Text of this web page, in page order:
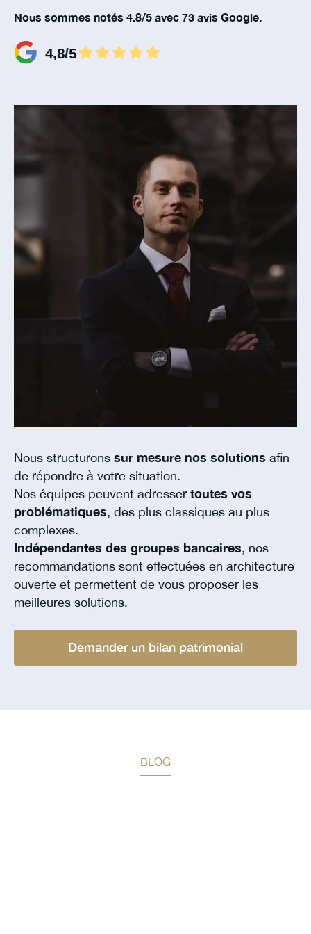
Nous sommes notés 4.8/5 avec 73 avis Google.
Nous structurons sur mesure nos solutions afin
de répondre à votre situation.
Nos équipes peuvent adresser toutes vos
problématiques, des plus classiques au plus
complexes.
Indépendantes des groupes bancaires, nos
recommandations sont effectuées en architecture
ouverte et permettent de vous proposer les
meilleures solutions.
Demander un bilan patrimonial
BLOG